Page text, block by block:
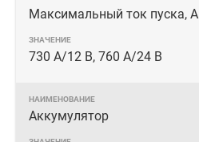
Максимальный ток пуска, А
730 А/12 В, 760 А/24 В
Аккумулятор